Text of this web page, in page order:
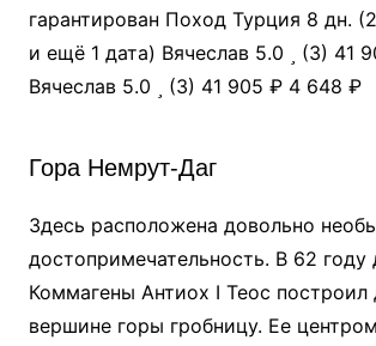
гарантирован Поход Турция 8 дн.
и ещё 1 дата) Вячеслав 5.0 (3) 41
Вячеслав 5.0
(3) 41 905 ₽ 4 648 ₽
Гора Немрут-Даг
Здесь расположена довольно
достопримечательность. В 62 году
Коммагены Антиох I Теос построил
вершине горы гробницу. Ее